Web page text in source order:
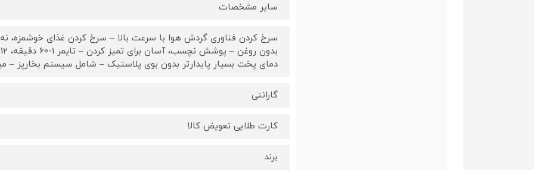
سایر مشخصات
سرخ کردن فناوری گردش هوا با سرعت بالا – سرخ کردن غذای خوشمزه،
دمای پخت بسیار پایدارتر بدون بوی پلاستیک – شامل سیستم بخارپز
گارانتی
کارت طلایی تعویض کالا
برند